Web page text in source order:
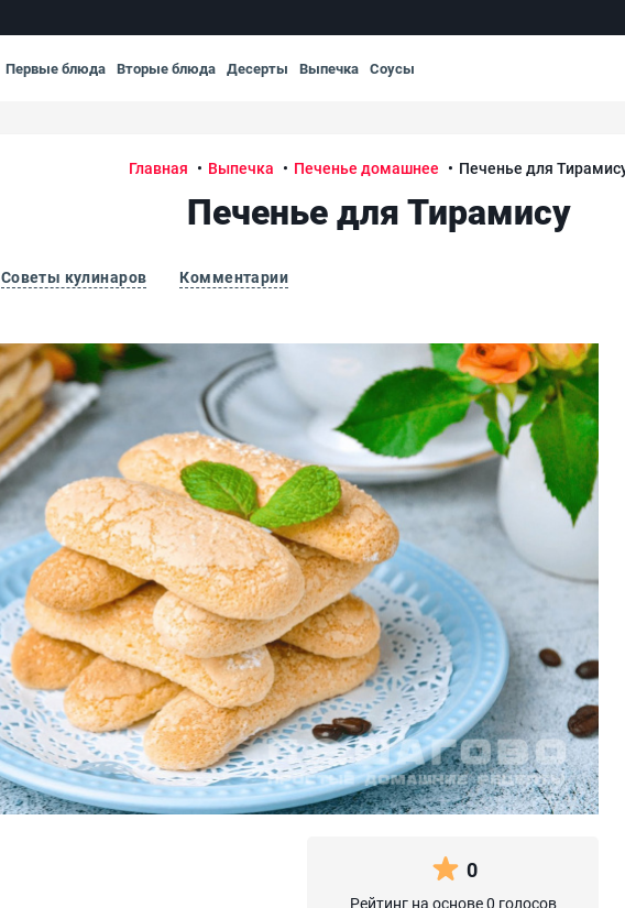
Первые блюда Вторые блюда Десерты Выпечка Соусы
Главная Выпечка Печенье домашнее Печенье для
Печенье для Тирамису
Советы кулинаров Комментарии
0
Рейтинг на основе 0 голосов